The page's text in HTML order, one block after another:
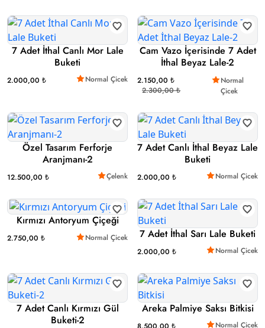
7 Adet İthal Canlı Mor Lale
Buketi
2.000,00 ₺ Normal Çicek
Cam Vazo İçerisinde 7 Adet
İthal Beyaz Lale-2
2.150,00 ₺
2.300,00 ₺
Normal
Çicek
Özel Tasarım Ferforje
Aranjmanı-2
12.500,00 ₺ Çelenk
7 Adet Canlı İthal Beyaz Lale
Buketi
2.000,00 ₺ Normal Çicek
Kırmızı Antoryum Çiçeği
2.750,00 ₺ Normal Çicek 7 Adet İthal Sarı Lale Buketi
2.000,00 ₺ Normal Çicek
7 Adet Canlı Kırmızı Gül
Buketi-2
Areka Palmiye Saksı Bitkisi
Normal Çicek